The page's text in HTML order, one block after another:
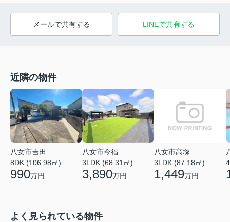
メールで共有する LINEで共有する
近隣の物件
八女市吉田
8DK (106.98㎡)
990万円
八女市今福
3LDK (68.31㎡)
3,890万円
八女市高塚
3LDK (87.18㎡)
1,449万円
よく見られている物件